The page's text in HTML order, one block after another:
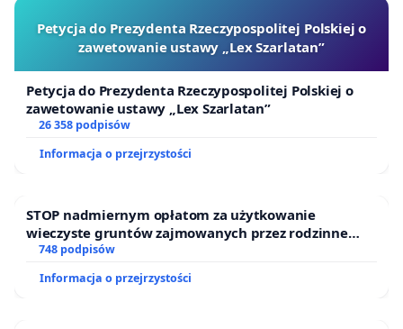
Petycja do Prezydenta Rzeczypospolitej Polskiej o
zawetowanie ustawy „Lex Szarlatan”
Petycja do Prezydenta Rzeczypospolitej Polskiej o
zawetowanie ustawy „Lex Szarlatan”
26 358 podpisów
Informacja o przejrzystości
STOP nadmiernym opłatom za użytkowanie
wieczyste gruntów zajmowanych przez rodzinne
ogrody działkowe.
748 podpisów
Informacja o przejrzystości